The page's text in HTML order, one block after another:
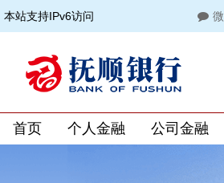
本站支持IPv6访问
首页 个人金融 公司金融